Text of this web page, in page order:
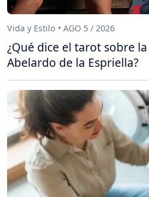
Vida y Estilo • AGO 5 / 2026
¿Qué dice el tarot sobre
Abelardo de la Espriella?